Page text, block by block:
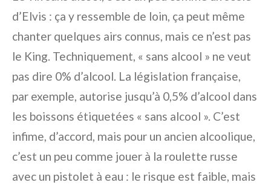
d’Elvis : ça y ressemble de loin, ça peut même
chanter quelques airs connus, mais ce n’est pas
le King. Techniquement, « sans alcool » ne veut
pas dire 0% d’alcool. La législation française,
par exemple, autorise jusqu’à 0,5% d’alcool dans
les boissons étiquetées « sans alcool ». C’est
infime, d’accord, mais pour un ancien alcoolique,
c’est un peu comme jouer à la roulette russe
avec un pistolet à eau : le risque est faible, mais